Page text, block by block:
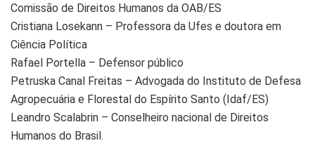
Comissão de Direitos Humanos da OAB/ES
Cristiana Losekann – Professora da Ufes e doutora em
Ciência Política
Rafael Portella – Defensor público
Petruska Canal Freitas – Advogada do Instituto de Defesa
Agropecuária e Florestal do Espírito Santo (Idaf/ES)
Leandro Scalabrin – Conselheiro nacional de Direitos
Humanos do Brasil.